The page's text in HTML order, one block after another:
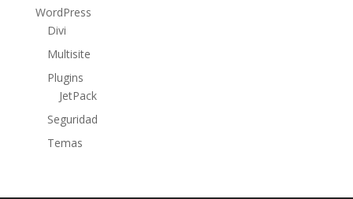
WordPress
Divi
Multisite
Plugins
JetPack
Seguridad
Temas